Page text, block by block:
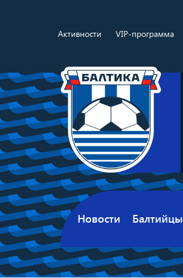
Активности VIP-программа
Новости Балтийцы